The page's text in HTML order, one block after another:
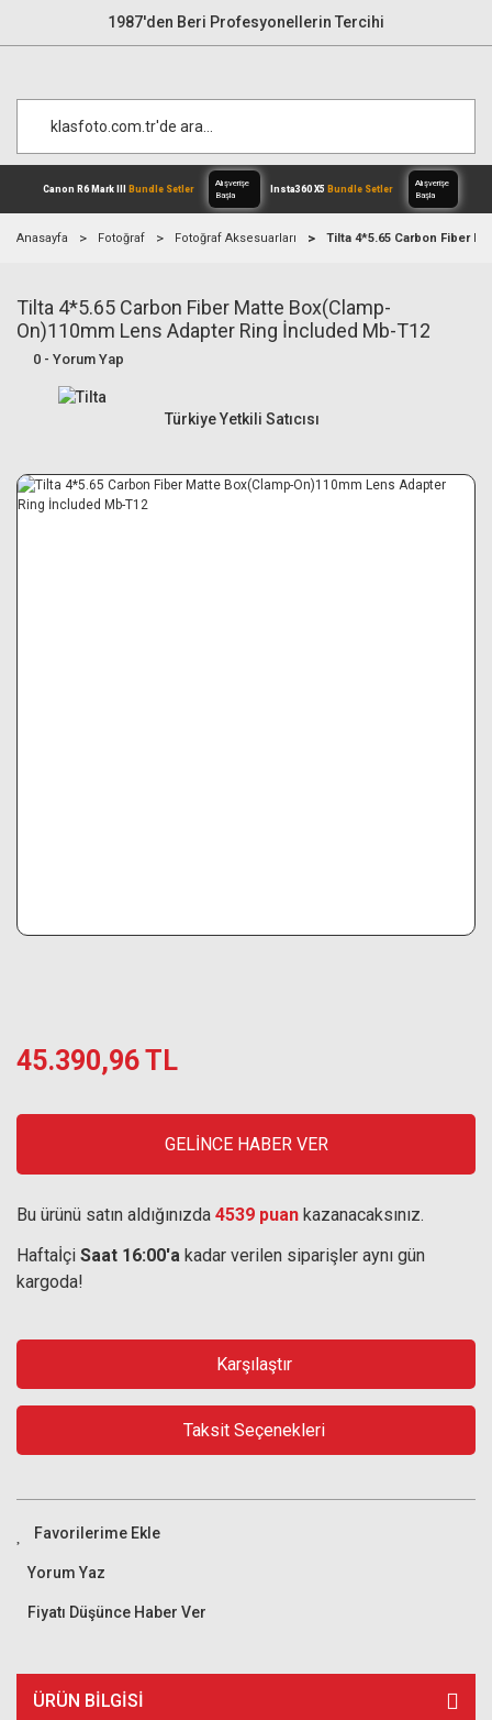
1987'den Beri Profesyonellerin Tercihi
Canon R6 Mark IIIBundle Setler
Alışverişe
Başla
Anasayfa Fotoğraf Fotoğraf Aksesuarları Tilta 4*5.65 Carbon Fiber
Tilta 4*5.65 Carbon Fiber Matte Box(Clamp-
On)110mm Lens Adapter Ring İncluded Mb-T12
0 - Yorum Yap
Türkiye Yetkili Satıcısı
45.390,96 TL
GELİNCE HABER VER
Bu ürünü satın aldığınızda 4539 puan kazanacaksınız.
Haftaİçi Saat 16:00'a kadar verilen siparişler aynı gün
kargoda!
Karşılaştır
Taksit Seçenekleri
Yorum Yaz
Fiyatı Düşünce Haber Ver
ÜRÜN BILGISI